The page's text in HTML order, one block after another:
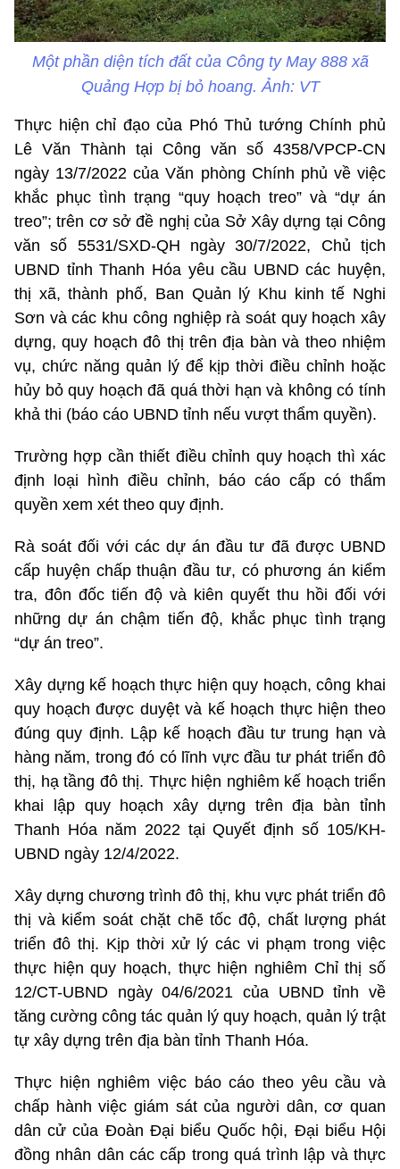
Một phần diện tích đất của Công ty May 888 xã
Quảng Hợp bị bỏ hoang. Ảnh: VT
Thực hiện chỉ đạo của Phó Thủ tướng Chính phủ
Lê Văn Thành tại Công văn số 4358/VPCP-CN
ngày 13/7/2022 của Văn phòng Chính phủ về việc
khắc phục tình trạng “quy hoạch treo” và “dự án
treo”; trên cơ sở đề nghị của Sở Xây dựng tại Công
văn số 5531/SXD-QH ngày 30/7/2022, Chủ tịch
UBND tỉnh Thanh Hóa yêu cầu UBND các huyện,
thị xã, thành phố, Ban Quản lý Khu kinh tế Nghi
Sơn và các khu công nghiệp rà soát quy hoạch xây
dựng, quy hoạch đô thị trên địa bàn và theo nhiệm
vụ, chức năng quản lý để kịp thời điều chỉnh hoặc
hủy bỏ quy hoạch đã quá thời hạn và không có tính
khả thi (báo cáo UBND tỉnh nếu vượt thẩm quyền).
Trường hợp cần thiết điều chỉnh quy hoạch thì xác
định loại hình điều chỉnh, báo cáo cấp có thẩm
quyền xem xét theo quy định.
Rà soát đối với các dự án đầu tư đã được UBND
cấp huyện chấp thuận đầu tư, có phương án kiểm
tra, đôn đốc tiến độ và kiên quyết thu hồi đối với
những dự án chậm tiến độ, khắc phục tình trạng
“dự án treo”.
Xây dựng kế hoạch thực hiện quy hoạch, công khai
quy hoạch được duyệt và kế hoạch thực hiện theo
đúng quy định. Lập kế hoạch đầu tư trung hạn và
hàng năm, trong đó có lĩnh vực đầu tư phát triển đô
thị, hạ tầng đô thị. Thực hiện nghiêm kế hoạch triển
khai lập quy hoạch xây dựng trên địa bàn tỉnh
Thanh Hóa năm 2022 tại Quyết định số 105/KH-
UBND ngày 12/4/2022.
Xây dựng chương trình đô thị, khu vực phát triển đô
thị và kiểm soát chặt chẽ tốc độ, chất lượng phát
triển đô thị. Kịp thời xử lý các vi phạm trong việc
thực hiện quy hoạch, thực hiện nghiêm Chỉ thị số
12/CT-UBND ngày 04/6/2021 của UBND tỉnh về
tăng cường công tác quản lý quy hoạch, quản lý trật
tự xây dựng trên địa bàn tỉnh Thanh Hóa.
Thực hiện nghiêm việc báo cáo theo yêu cầu và
chấp hành việc giám sát của người dân, cơ quan
dân cử của Đoàn Đại biểu Quốc hội, Đại biểu Hội
đồng nhân dân các cấp trong quá trình lập và thực